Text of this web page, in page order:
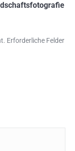
Erforderliche Felder